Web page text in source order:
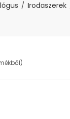
Irodaszerek